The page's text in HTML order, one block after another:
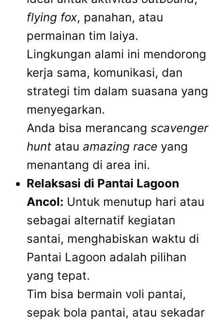
flying fox, panahan, atau
permainan tim laiya.
Lingkungan alami ini mendorong
kerja sama, komunikasi, dan
strategi tim dalam suasana yang
menyegarkan.
Anda bisa merancang scavenger
hunt atau amazing race yang
menantang di area ini.
Relaksasi di Pantai Lagoon
Ancol: Untuk menutup hari atau
sebagai alternatif kegiatan
santai, menghabiskan waktu di
Pantai Lagoon adalah pilihan
yang tepat.
Tim bisa bermain voli pantai,
sepak bola pantai, atau sekadar